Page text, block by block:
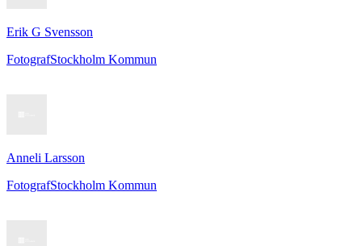
Erik G Svensson
FotografStockholm Kommun
Anneli Larsson
FotografStockholm Kommun